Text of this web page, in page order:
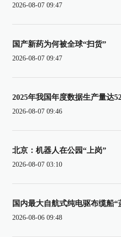
2026-08-07 09:47
国产新药为何被全球“扫货”
2026-08-07 09:47
2025年我国年度数据生产量达
2026-08-07 09:46
北京：机器人在公园“上岗”
2026-08-07 03:10
国内最大自航式纯电驱布缆船“
2026-08-06 09:48